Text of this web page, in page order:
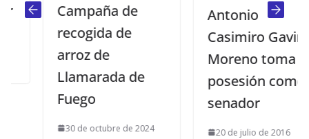
Campaña de
recogida de
arroz de
Llamarada de
Fuego
30 de octubre de 2024
Antonio
Casimiro Gavira
Moreno toma
posesión como
senador
20 de julio de 2016